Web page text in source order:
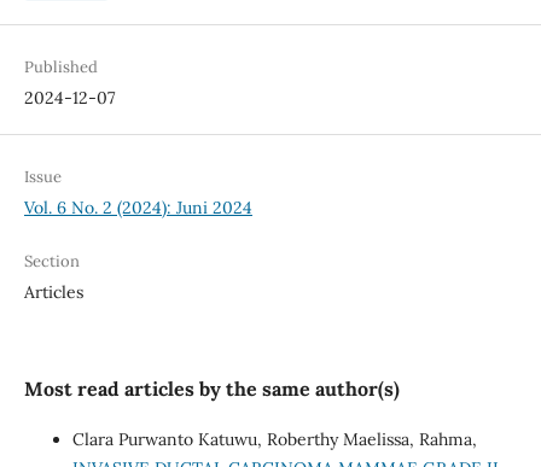
Published
2024-12-07
Issue
Vol. 6 No. 2 (2024): Juni 2024
Section
Articles
Most read articles by the same author(s)
Clara Purwanto Katuwu, Roberthy Maelissa, Rahma,